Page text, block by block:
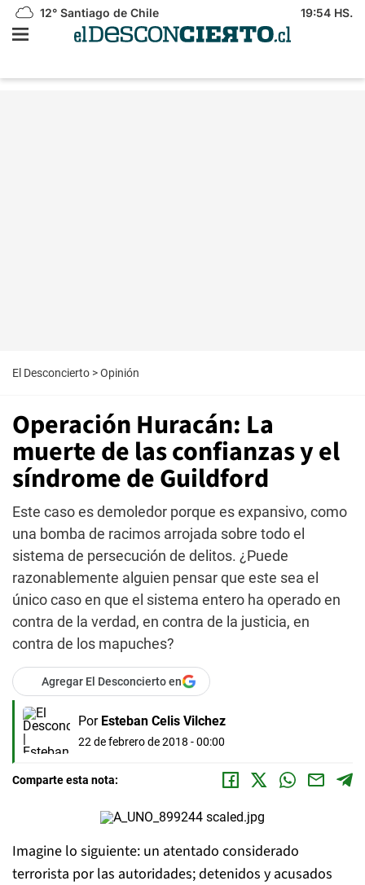
12° Santiago de Chile 19:54 HS.
El Desconcierto >Opinión
Operación Huracán: La
muerte de las confianzas y el
síndrome de Guildford
Este caso es demoledor porque es expansivo, como
una bomba de racimos arrojada sobre todo el
sistema de persecución de delitos. ¿Puede
razonablemente alguien pensar que este sea el
único caso en que el sistema entero ha operado en
contra de la verdad, en contra de la justicia, en
contra de los mapuches?
Agregar El Desconcierto en
Por Esteban Celis Vilchez
22 de febrero de 2018 - 00:00
Comparte esta nota:
Imagine lo siguiente: un atentado considerado
terrorista por las autoridades; detenidos y acusados